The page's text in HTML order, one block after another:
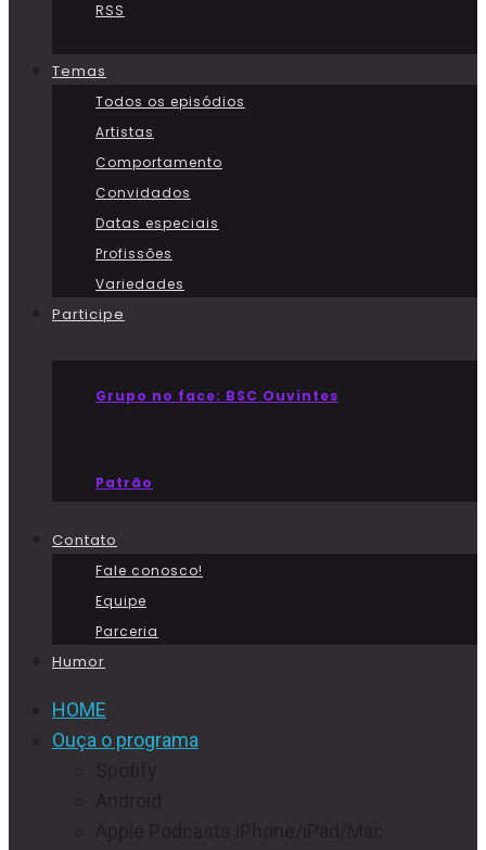
RSS
Temas
Todos os episódios
Artistas
Comportamento
Convidados
Datas especiais
Profissões
Variedades
Participe
Grupo no face: BSC Ouvintes
Patrão
Contato
Fale conosco!
Equipe
Parceria
Humor
HOME
Ouça o programa